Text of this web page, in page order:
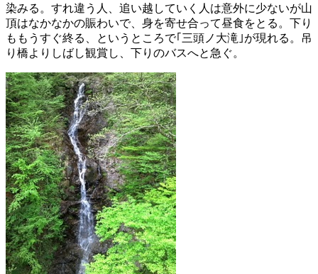
染みる。すれ違う人、追い越していく人は意外に少ないが山
頂はなかなかの賑わいで、身を寄せ合って昼食をとる。下り
ももうすぐ終る、というところで｢三頭ノ大滝｣が現れる。吊
り橋よりしばし観賞し、下りのバスへと急ぐ。